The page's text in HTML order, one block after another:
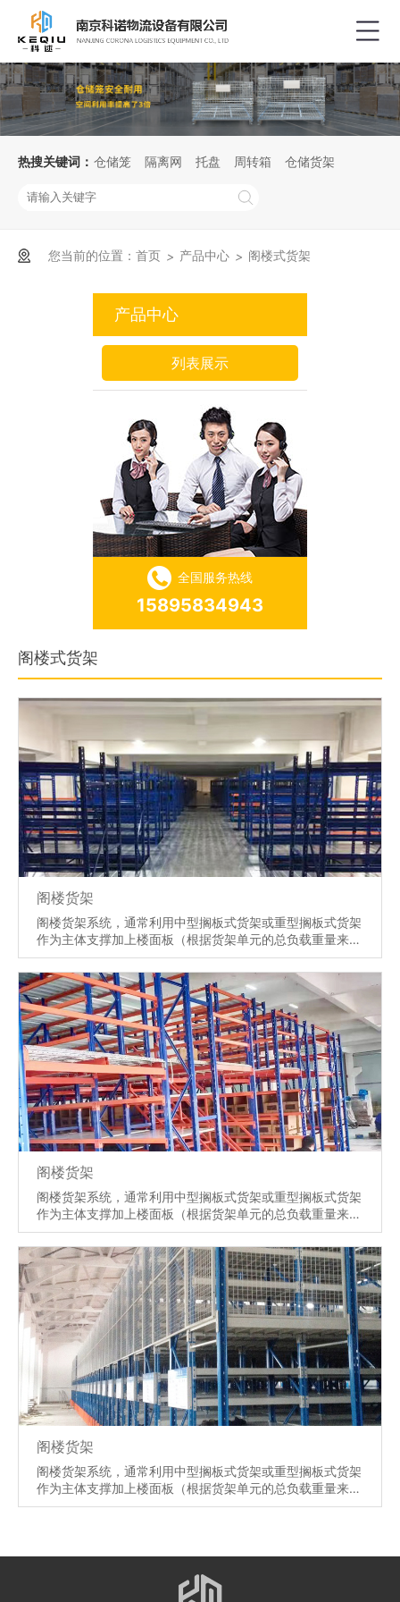
热搜关键词： 仓储笼 隔离网 托盘 周转箱 仓储货架
您当前的位置： 首页 > 产品中心 > 阁楼式货架
产品中心
列表展示
全国服务热线
15895834943
阁楼式货架
阁楼货架
阁楼货架系统，通常利用中型搁板式货架或重型搁板式货架
作为主体支撑加上楼面板（根据货架单元的总负载重量来决
定选用何种货架），楼面板通常选用冷轧型钢楼板、花纹钢
楼板或钢格栅楼板。 阁楼式货架系统是在已有的工作场地
或货架上建一个中间阁楼，以增加存储空间，可做二、三层
阁楼，宜存取一些轻泡及中小件货物，适于多品种大批量或
多品种小批量货物，人工存取货物.货物通常由叉车、液压
升降台或货梯送至二楼、三楼，再由轻型小车或液压托盘车
送至某一位置。【详情】
阁楼货架
阁楼货架系统，通常利用中型搁板式货架或重型搁板式货架
作为主体支撑加上楼面板（根据货架单元的总负载重量来决
定选用何种货架），楼面板通常选用冷轧型钢楼板、花纹钢
楼板或钢格栅楼板。 阁楼式货架系统是在已有的工作场地
或货架上建一个中间阁楼，以增加存储空间，可做二、三层
阁楼，宜存取一些轻泡及中小件货物，适于多品种大批量或
多品种小批量货物，人工存取货物.货物通常由叉车、液压
升降台或货梯送至二楼、三楼，再由轻型小车或液压托盘车
送至某一位置。 【详情】
阁楼货架
阁楼货架系统，通常利用中型搁板式货架或重型搁板式货架
作为主体支撑加上楼面板（根据货架单元的总负载重量来决
定选用何种货架），楼面板通常选用冷轧型钢楼板、花纹钢
阁楼，宜存取一些轻泡及中小件货物，适于多品种大批量或
多品种小批量货物，人工存取货物.货物通常由叉车、液压
升降台或货梯送至二楼、三楼，再由轻型小车或液压托盘车